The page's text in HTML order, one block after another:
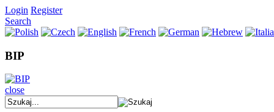
Login Register
Search
BIP
close